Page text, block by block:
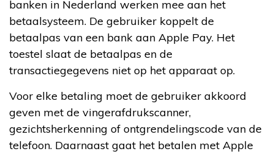
banken in Nederland werken mee aan het
betaalsysteem. De gebruiker koppelt de
betaalpas van een bank aan Apple Pay. Het
toestel slaat de betaalpas en de
transactiegegevens niet op het apparaat op.
Voor elke betaling moet de gebruiker akkoord
geven met de vingerafdrukscanner,
gezichtsherkenning of ontgrendelingscode van de
telefoon. Daarnaast gaat het betalen met Apple